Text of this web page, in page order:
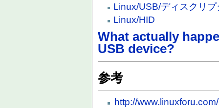
Linux/USB/ディスクリプ
Linux/HID
What actually
USB device?
参考
http://